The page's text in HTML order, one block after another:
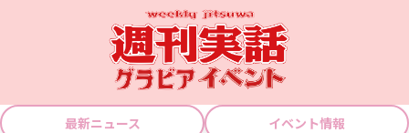
最新ニュース
イベント情報